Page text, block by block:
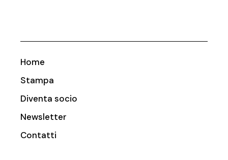
Home
Stampa
Diventa socio
Newsletter
Contatti